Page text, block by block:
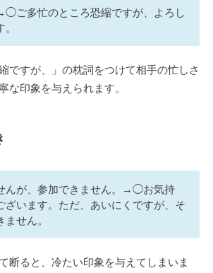
ご多忙のところ恐縮ですが、よろし
ですが、」の枕詞をつけて相手の忙しさ
な印象を与えられます。
んが、参加できません。→◯お気持
ざいます。ただ、あいにくですが、そ
せん。
断ると、冷たい印象を与えてしまいま